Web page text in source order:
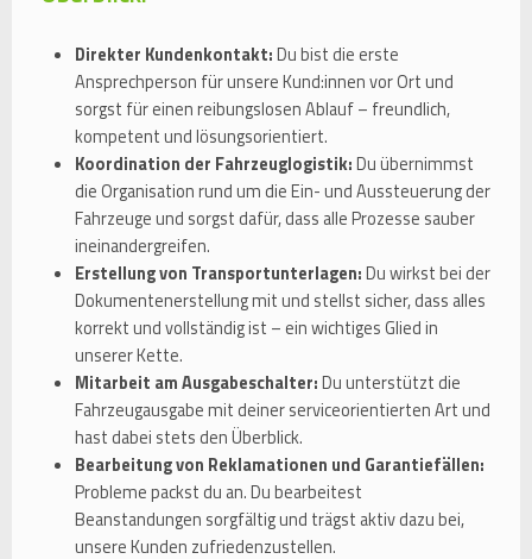
Direkter Kundenkontakt:Du bist die erste
Ansprechperson für unsere Kund:innen vor Ort und
sorgst für einen reibungslosen Ablauf – freundlich,
kompetent und lösungsorientiert.
Koordination der Fahrzeuglogistik:Du übernimmst
die Organisation rund um die Ein- und Aussteuerung der
Fahrzeuge und sorgst dafür, dass alle Prozesse sauber
ineinandergreifen.
Erstellung von Transportunterlagen:Du wirkst bei der
Dokumentenerstellung mit und stellst sicher, dass alles
korrekt und vollständig ist – ein wichtiges Glied in
unserer Kette.
Mitarbeit am Ausgabeschalter:Du unterstützt die
Fahrzeugausgabe mit deiner serviceorientierten Art und
hast dabei stets den Überblick.
Bearbeitung von Reklamationen und Garantiefällen:
Probleme packst du an. Du bearbeitest
Beanstandungen sorgfältig und trägst aktiv dazu bei,
unsere Kunden zufriedenzustellen.